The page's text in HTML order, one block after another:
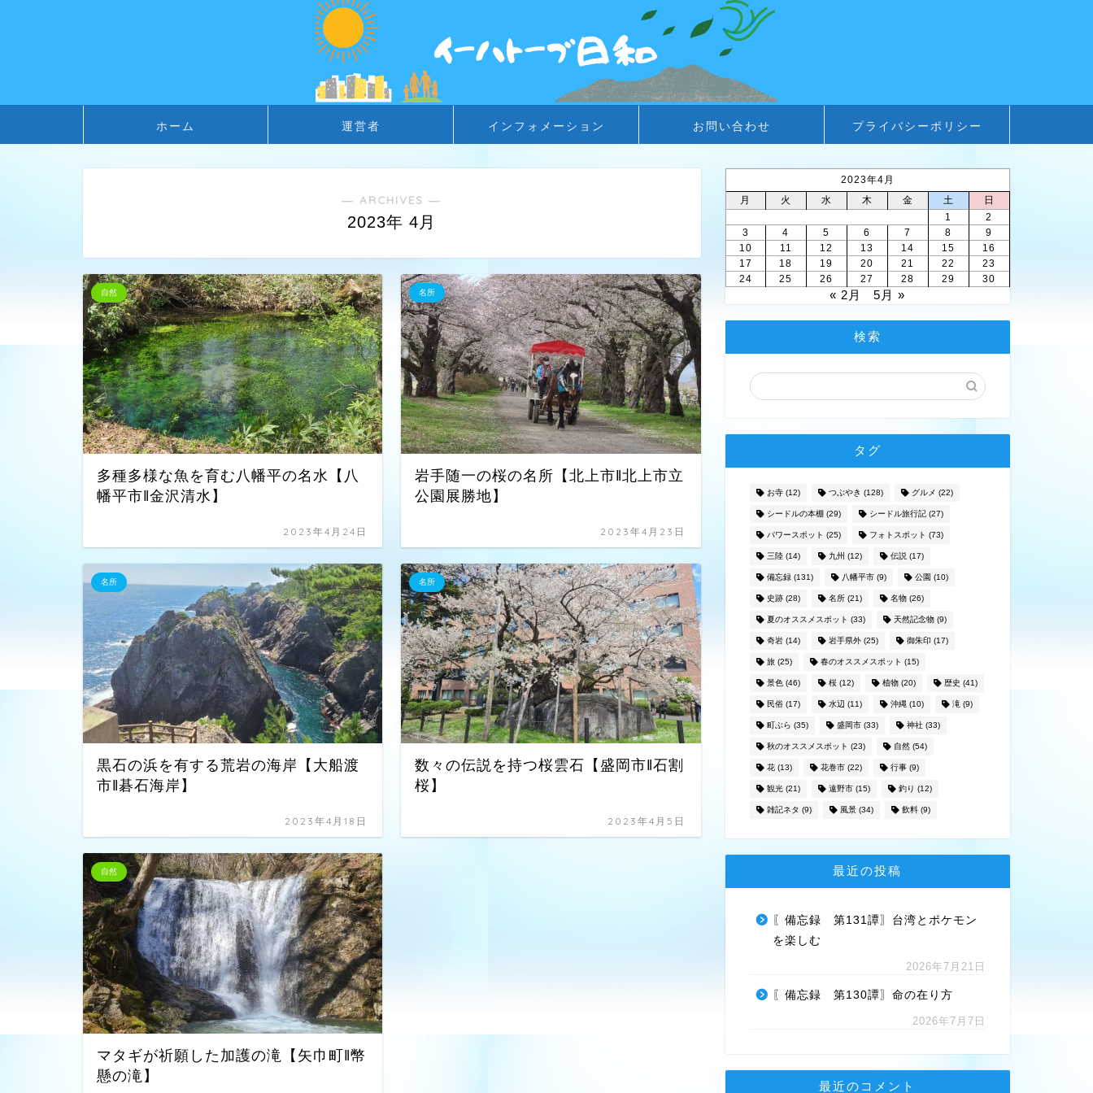
ホーム 運営者 インフォメーション お問い合わせ プライバシーポリシー
― ARCHIVES ―
2023年 4月
自然
多種多様な魚を育む八幡平の名水【八
幡平市‖金沢清水】
2023年4月24日
名所
岩手随一の桜の名所【北上市‖北上市立
公園展勝地】
2023年4月23日
名所
黒石の浜を有する荒岩の海岸【大船渡
市‖碁石海岸】
2023年4月18日
名所
数々の伝説を持つ桜雲石【盛岡市‖石割
桜】
2023年4月5日
自然
マタギが祈願した加護の滝【矢巾町‖幣
懸の滝】
2023年4月
月
火 水 木 金 土
日
1
2
3
4 5 6 7 8
9
10
11 12 13 14 15
16
17
18 19 20 21 22
23
24
25 26 27 28 29 30
« 2月 5月 »
検索
タグ
お寺(12) つぶやき (128) グルメ (22)
シードルの本棚(29) シードル旅行記(27)
パワースポット (25) フォトスポット (73)
三陸(14) 九州 (12) 伝説(17)
備忘録(131) 八幡平市(9) 公園 (10)
史跡(28) 名所(21) 名物(26)
夏のオススメスポット (33) 天然記念物(9)
奇岩(14) 岩手県外(25) 御朱印 (17)
旅(25) 春のオススメスポット (15)
景色(46) 桜(12) 植物(20) 歴史 (41)
民俗(17) 水辺 (11) 沖縄(10) 滝(9)
町ぶら (35) 盛岡市(33) 神社(33)
秋のオススメスポット (23) 自然(54)
花(13) 花巻市(22) 行事(9)
観光(21) 遠野市(15) 釣り (12)
雑記ネタ (9) 風景(34) 飲料(9)
最近の投稿
〖備忘録 第131譚〗台湾とポケモン
を楽しむ
2026年7月21日
〖備忘録 第130譚〗命の在り方
2026年7月7日
最近のコメント